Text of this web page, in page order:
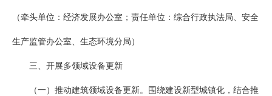
（牵头单位：经济发展办公室；责任单位：综合行政执法局、安全
生产监管办公室、生态环境分局）
三、开展多领域设备更新
（一）推动建筑领域设备更新。围绕建设新型城镇化，结合推